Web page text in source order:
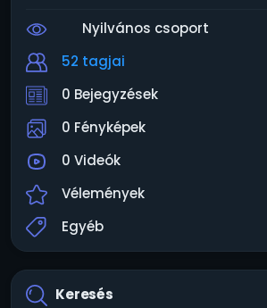
Nyilvános csoport
52 tagjai
0 Bejegyzések
0 Fényképek
0 Videók
Vélemények
Egyéb
Keresés